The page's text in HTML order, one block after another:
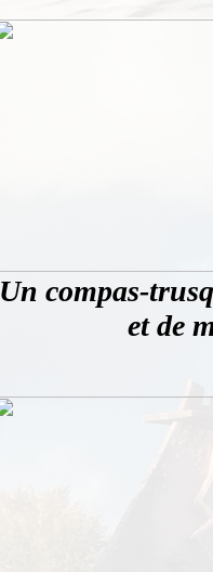
Un compas-
et de